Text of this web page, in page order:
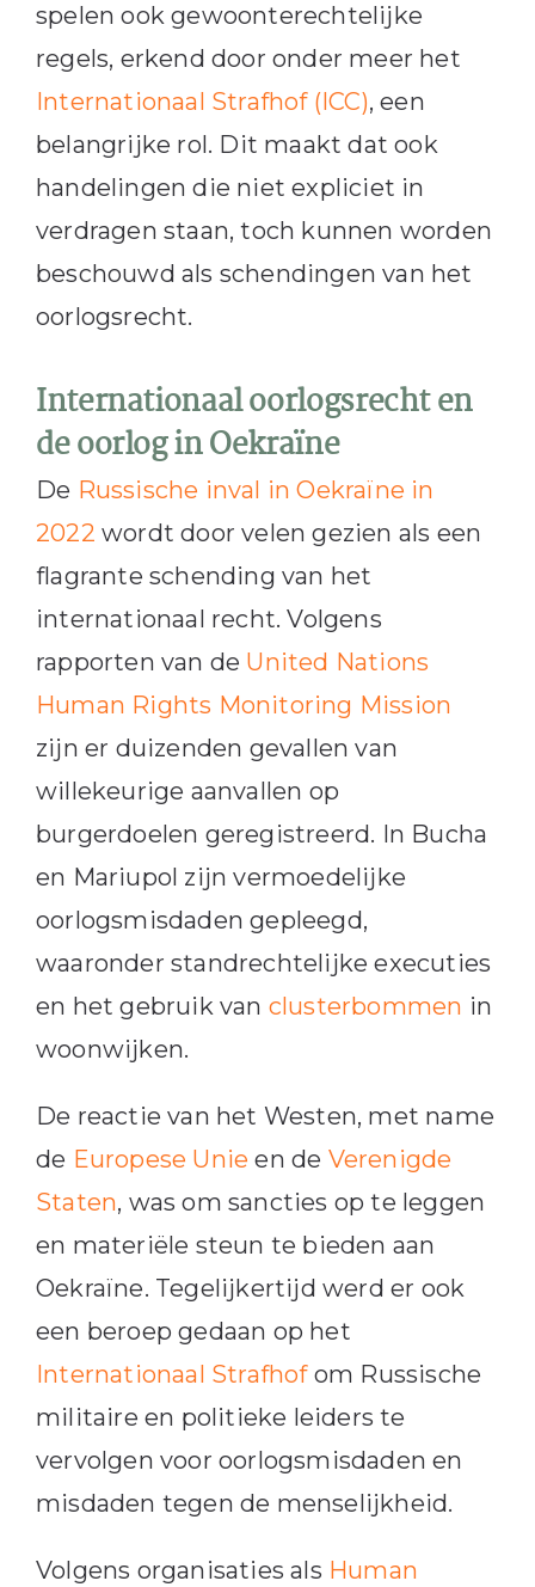
spelen ook gewoonte­rechtelijke
regels, erkend door onder meer het
Internationaal Strafhof (ICC), een
belangrijke rol. Dit maakt dat ook
handelingen die niet expliciet in
verdragen staan, toch kunnen worden
beschouwd als schendingen van het
oorlogsrecht.
Internationaal oorlogsrecht en
de oorlog in Oekraïne
De Russische inval in Oekraïne in
2022 wordt door velen gezien als een
flagrante schending van het
internationaal recht. Volgens
rapporten van de United Nations
Human Rights Monitoring Mission
zijn er duizenden gevallen van
willekeurige aanvallen op
burgerdoelen geregistreerd. In Bucha
en Mariupol zijn vermoedelijke
oorlogsmisdaden gepleegd,
waaronder standrechtelijke executies
en het gebruik van clusterbommen in
woonwijken.
De reactie van het Westen, met name
de Europese Unie en de Verenigde
Staten, was om sancties op te leggen
en materiële steun te bieden aan
Oekraïne. Tegelijkertijd werd er ook
een beroep gedaan op het
Internationaal Strafhofom Russische
militaire en politieke leiders te
vervolgen voor oorlogsmisdaden en
misdaden tegen de menselijkheid.
Volgens organisaties als Human